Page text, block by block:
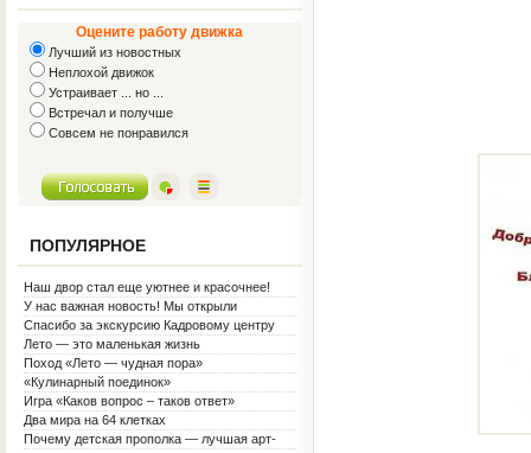
Оцените работу движка
Лучший из новостных
Неплохой движок
Устраивает ... но ...
Встречал и получше
Совсем не понравился
ПОПУЛЯРНОЕ
Наш двор стал еще уютнее и красочнее!
У нас важная новость! Мы открыли
Социальную гостиную.
Спасибо за экскурсию Кадровому центру
Лето — это маленькая жизнь
Поход «Лето — чудная пора»
«Кулинарный поединок»
Игра «Каков вопрос – таков ответ»
Два мира на 64 клетках
Почему детская прополка — лучшая арт-